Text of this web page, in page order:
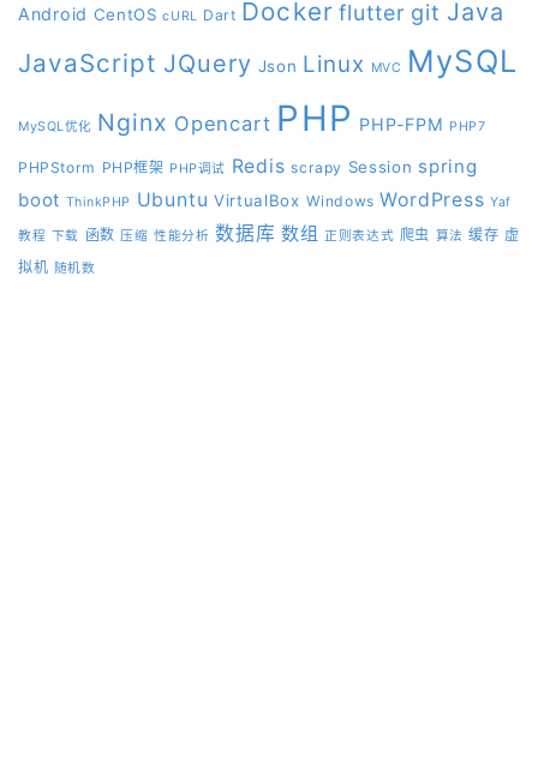
Android CentOS cURL Dart Docker flutter git Java
JavaScript JQuery Json Linux MVC MySQL
MySQL优化 Nginx Opencart PHP PHP-FPM PHP7
PHPStorm PHP框架 PHP调试 Redis scrapy Session spring
boot ThinkPHP Ubuntu VirtualBox Windows WordPress Yaf
教程 下载 函数 压缩 性能分析 数据库 数组 正则表达式 爬虫 算法 缓存 虚
拟机 随机数